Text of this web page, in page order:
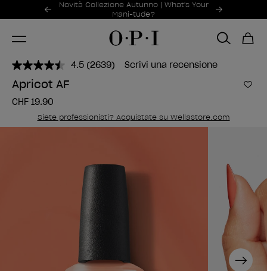
Offerte promozionali
Novità Collezione Autunno | What's Your
Mani-tude?
Item 1 of 2
4.5 Leggi
alla
pagina.
(2639) Scrivi una recensione
Apricot AF
CHF 19.90
Siete professionisti? Acquistate su Wellastore.com
Next